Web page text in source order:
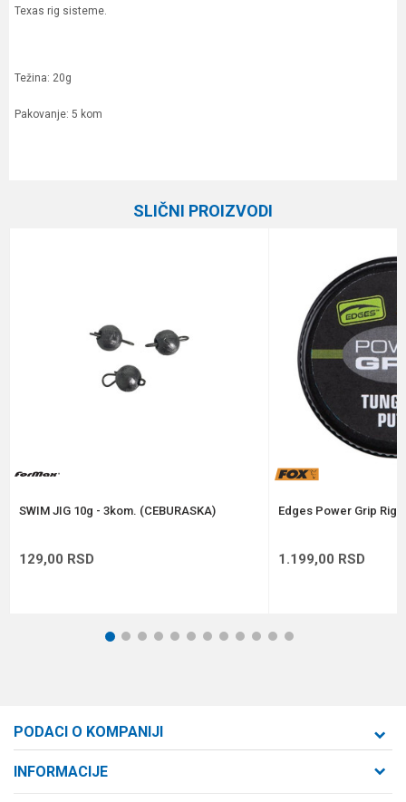
Texas rig sisteme.
Težina: 20g
Pakovanje: 5 kom
POŠALJI
SLIČNI PROIZVODI
SWIM JIG 10g - 3kom. (CEBURASKA)
129,00 RSD
Edges Power Grip Rig
1.199,00 RSD
1 2 3 4 5 6 7 8 9 101112
PODACI O KOMPANIJI
INFORMACIJE